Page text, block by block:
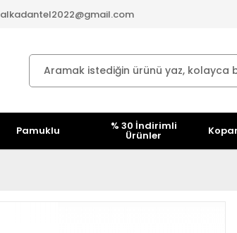
alkadantel2022@gmail.com
Pamuklu % 30 İndirimli
Ürünler